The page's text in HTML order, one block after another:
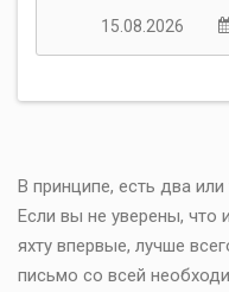
В принципе, есть два
Если вы не уверены, что
яхту впервые, лучше
письмо со всей